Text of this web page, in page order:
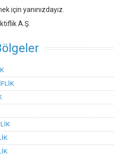
için yanınızdayız.
A.Ş.